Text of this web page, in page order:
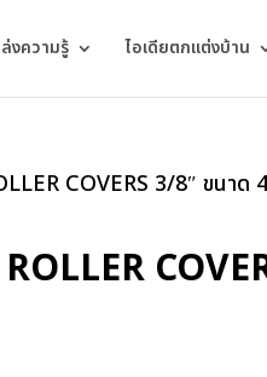
งความรู้ ไอเดียตกแต่งบ้าน
COVERS 3/8″ ขนาด